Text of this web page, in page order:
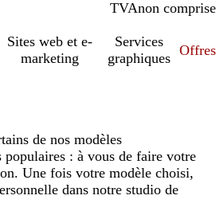
TVAcomprise
non comprise
Sites web et e-
marketing
Services
graphiques
Offres
de nos modèles
populaires : à vous de faire votre
Une fois votre modèle choisi,
dans notre studio de